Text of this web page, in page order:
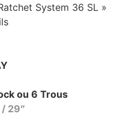
System 36 SL »
ou 6 Trous
29″